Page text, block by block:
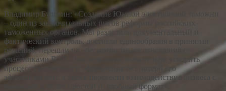
Владимир Булавин: «Создание Южной электронной таможни
– один из заключительных шагов реформы российских
таможенных органов. Мы разделили документальный и
фактический контроль, достигли единообразия в принятии
решений, перешли на «бесконтактные» отношения с
участниками ВЭД. Это позволило значительно ускорить
процесс таможенного оформления без потери его
эффективности, а также перевести взаимодействие бизнеса с
таможней в более простой и удобный формат».